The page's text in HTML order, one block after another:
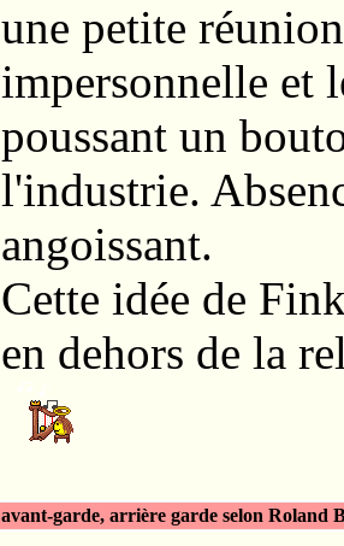
une petite
impersonnelle et
poussant un
l'industrie.
angoissant.
Cette idée de
en dehors de la
avant-garde, arrière garde selon Roland